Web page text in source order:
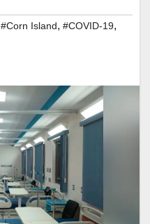
#Corn Island, #COVID-19,